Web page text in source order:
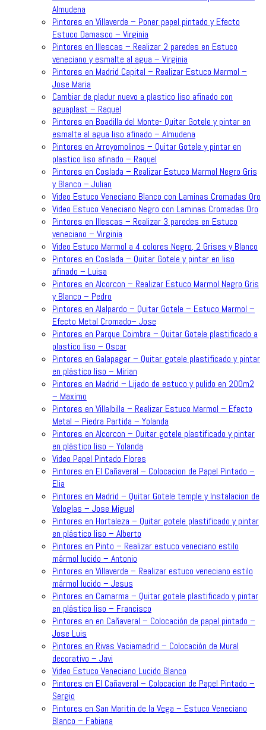
Almudena
Pintores en Villaverde – Poner papel pintado y Efecto
Estuco Damasco – Virginia
Pintores en Illescas – Realizar 2 paredes en Estuco
veneciano y esmalte al agua – Virginia
Pintores en Madrid Capital – Realizar Estuco Marmol –
Jose Maria
Cambiar de pladur nuevo a plastico liso afinado con
aguaplast – Raquel
Pintores en Boadilla del Monte- Quitar Gotele y pintar en
esmalte al agua liso afinado – Almudena
Pintores en Arroyomolinos – Quitar Gotele y pintar en
plastico liso afinado – Raquel
Pintores en Coslada – Realizar Estuco Marmol Negro Gris
y Blanco – Julian
Video Estuco Veneciano Blanco con Laminas Cromadas Oro
Video Estuco Veneciano Negro con Laminas Cromadas Oro
Pintores en Illescas – Realizar 3 paredes en Estuco
veneciano – Virginia
Video Estuco Marmol a 4 colores Negro, 2 Grises y Blanco
Pintores en Coslada – Quitar Gotele y pintar en liso
afinado – Luisa
Pintores en Alcorcon – Realizar Estuco Marmol Negro Gris
y Blanco – Pedro
Pintores en Alalpardo – Quitar Gotele – Estuco Marmol –
Efecto Metal Cromado– Jose
Pintores en Parque Coimbra – Quitar Gotele plastificado a
plastico liso – Oscar
Pintores en Galapagar – Quitar gotele plastificado y pintar
en plástico liso – Mirian
Pintores en Madrid – Lijado de estuco y pulido en 200m2
– Maximo
Pintores en Villalbilla – Realizar Estuco Marmol – Efecto
Metal – Piedra Partida – Yolanda
Pintores en Alcorcon – Quitar gotele plastificado y pintar
en plástico liso – Yolanda
Video Papel Pintado Flores
Pintores en El Cañaveral – Colocacion de Papel Pintado –
Elia
Pintores en Madrid – Quitar Gotele temple y Instalacion de
Veloglas – Jose Miguel
Pintores en Hortaleza – Quitar gotele plastificado y pintar
en plástico liso – Alberto
Pintores en Pinto – Realizar estuco veneciano estilo
mármol lucido – Antonio
Pintores en Villaverde – Realizar estuco veneciano estilo
mármol lucido – Jesus
Pintores en Camarma – Quitar gotele plastificado y pintar
en plástico liso – Francisco
Pintores en en Cañaveral – Colocación de papel pintado –
Jose Luis
Pintores en Rivas Vaciamadrid – Colocación de Mural
decorativo – Javi
Video Estuco Veneciano Lucido Blanco
Pintores en El Cañaveral – Colocacion de Papel Pintado –
Sergio
Pintores en San Maritin de la Vega – Estuco Veneciano
Blanco – Fabiana